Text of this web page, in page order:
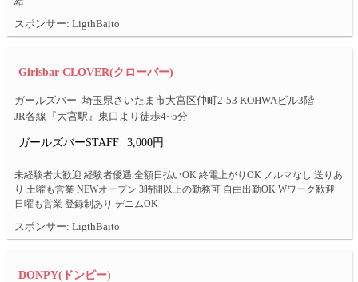
スポンサー: LigthBaito
Girlsbar CLOVER(クローバー)
ガールズバー- 埼玉県さいたま市大宮区仲町2-53 KOHWAビル3階
JR各線『大宮駅』東口より徒歩4~5分
ガールズバーSTAFF 3,000円
未経験者大歓迎 経験者優遇 全額日払いOK 終電上がりOK ノルマなし 送りあ
り 土曜も営業 NEWオープン 3時間以上の勤務可 自由出勤OK Wワーク歓迎
日曜も営業 登録制あり デニムOK
スポンサー: LigthBaito
DONPY(ドンピー)